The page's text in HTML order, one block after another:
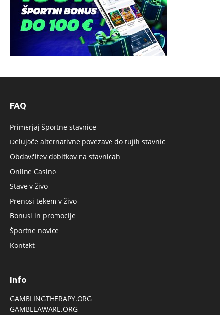
FAQ
Primerjaj športne stavnice
Delujoče alternativne povezave do tujih stavnic
Obdavčitev dobitkov na stavnicah
Online Casino
Stave v živo
Prenosi tekem v živo
Bonusi in promocije
Športne novice
Kontakt
Info
GAMBLINGTHERAPY.ORG
GAMBLEAWARE.ORG